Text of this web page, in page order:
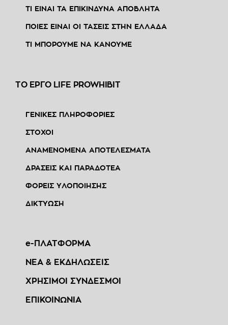
ΤΙ ΕΙΝΑΙ ΤΑ ΕΠΙΚΙΝΔΥΝΑ ΑΠΟΒΛΗΤΑ
ΠΟΙΕΣ ΕΙΝΑΙ ΟΙ ΤΑΣΕΙΣ ΣΤΗΝ ΕΛΛΑΔΑ
ΤΙ ΜΠΟΡΟΥΜΕ ΝΑ ΚΑΝΟΥΜΕ
ΤΟ ΕΡΓΟ LIFE PROWHIBIT
ΓΕΝΙΚΕΣ ΠΛΗΡΟΦΟΡΙΕΣ
ΣΤΟΧΟΙ
ΑΝΑΜΕΝΟΜΕΝΑ ΑΠΟΤΕΛΕΣΜΑΤΑ
ΔΡΑΣΕΙΣ ΚΑΙ ΠΑΡΑΔΟΤΕΑ
ΦΟΡΕΙΣ ΥΛΟΠΟΙΗΣΗΣ
ΔΙΚΤΥΩΣΗ
e-ΠΛΑΤΦΟΡΜΑ
ΝΕΑ & ΕΚΔΗΛΩΣΕΙΣ
ΧΡΗΣΙΜΟΙ ΣΥΝΔΕΣΜΟΙ
ΕΠΙΚΟΙΝΩΝΙΑ